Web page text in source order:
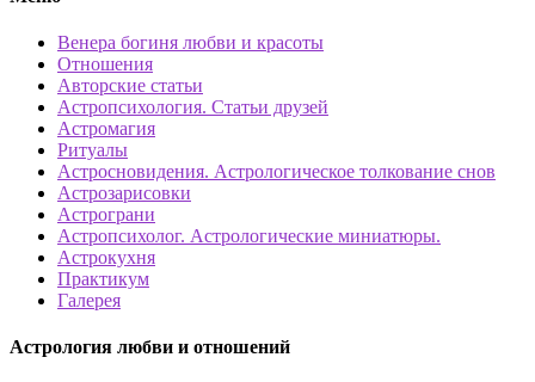
Венера богиня любви и красоты
Отношения
Авторские статьи
Астропсихология. Статьи друзей
Астромагия
Ритуалы
Астросновидения. Астрологическое толкование снов
Астрозарисовки
Астрограни
Астропсихолог. Астрологические миниатюры.
Астрокухня
Практикум
Галерея
Астрология любви и отношений